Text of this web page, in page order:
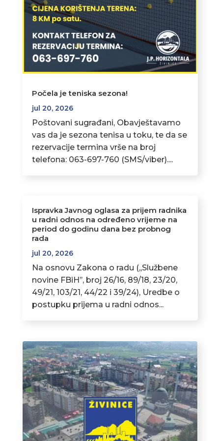
Počela je teniska sezona!
jul 20, 2026
Poštovani sugrađani, Obavještavamo
vas da je sezona tenisa u toku, te da se
rezervacije termina vrše na broj
telefona: 063-697-760 (SMS/viber)....
Ispravka Javnog oglasa za prijem radnika
u radni odnos na određeno vrijeme na
period do godinu dana bez probnog
rada
jul 20, 2026
Na osnovu Zakona o radu (,,Službene
novine FBiH’’, broj 26/16, 89/18, 23/20,
49/21, 103/21, 44/22 i 39/24), Uredbe o
postupku prijema u radni odnos...